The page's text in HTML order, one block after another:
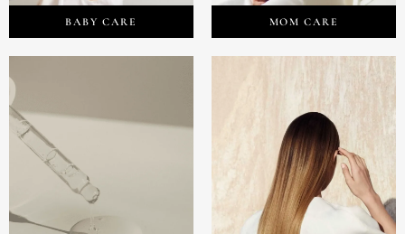
BABY CARE MOM CARE